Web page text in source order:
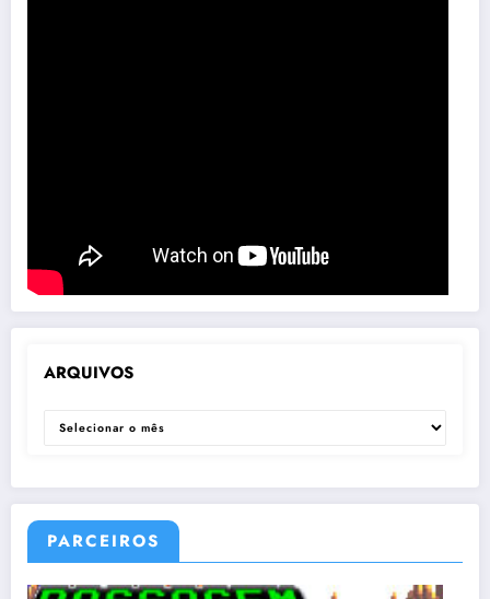
ARQUIVOS
ARQUIVOS
PARCEIROS